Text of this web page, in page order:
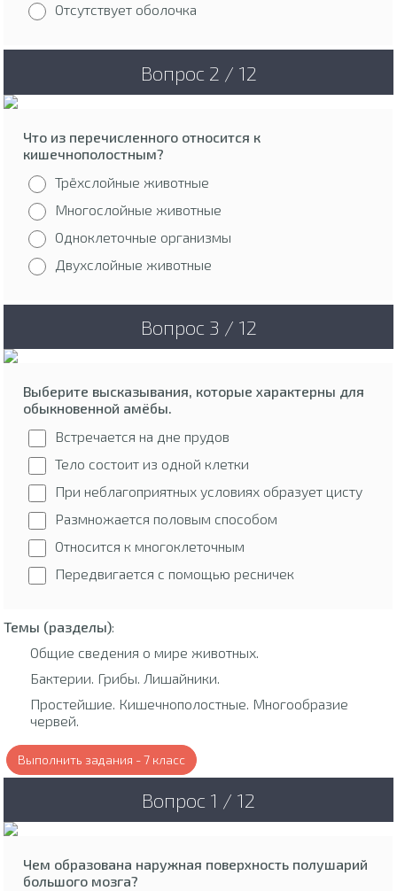
Отсутствует оболочка
Вопрос 2 / 12
Что из перечисленного относится к
кишечнополостным?
Трёхслойные животные
Многослойные животные
Одноклеточные организмы
Двухслойные животные
Вопрос 3 / 12
Выберите высказывания, которые характерны для
обыкновенной амёбы.
Встречается на дне прудов
Тело состоит из одной клетки
При неблагоприятных условиях образует цисту
Размножается половым способом
Относится к многоклеточным
Передвигается с помощью ресничек
Темы (разделы):
Общие сведения о мире животных.
Бактерии. Грибы. Лишайники.
Простейшие. Кишечнополостные. Многообразие
червей.
Выполнить задания - 7 класс
Вопрос 1 / 12
Чем образована наружная поверхность полушарий
большого мозга?